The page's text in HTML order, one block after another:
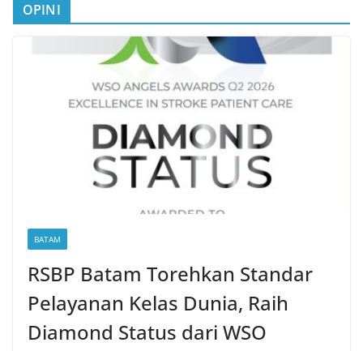
OPINI
BATAM
RSBP Batam Torehkan Standar
Pelayanan Kelas Dunia, Raih
Diamond Status dari WSO